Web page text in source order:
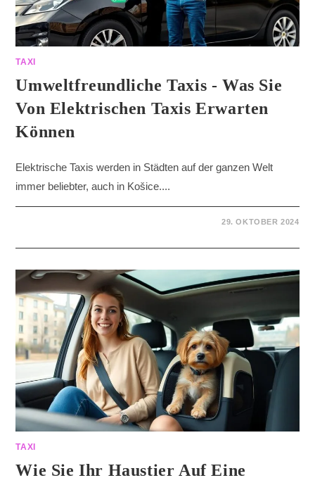
TAXI
Umweltfreundliche Taxis - Was Sie
Von Elektrischen Taxis Erwarten
Können
Elektrische Taxis werden in Städten auf der ganzen Welt
immer beliebter, auch in Košice....
29. OKTOBER 2024
TAXI
Wie Sie Ihr Haustier Auf Eine